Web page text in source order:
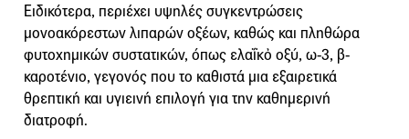
Ειδικότερα, περιέχει υψηλές συγκεντρώσεις
μονοακόρεστων λιπαρών οξέων, καθώς και πληθώρα
φυτοχημικών συστατικών, όπως ελαΐκὀ οξύ, ω-3, β-
καροτένιο, γεγονός που το καθιστά μια εξαιρετικά
θρεπτική και υγιεινή επιλογή για την καθημερινή
διατροφή.